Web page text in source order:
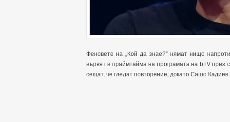
Феновете на „Кой да знае?” нямат нищо
вървят в праймтайма на програмата на bTV през
сещат, че гледат повторение, докато Сашо